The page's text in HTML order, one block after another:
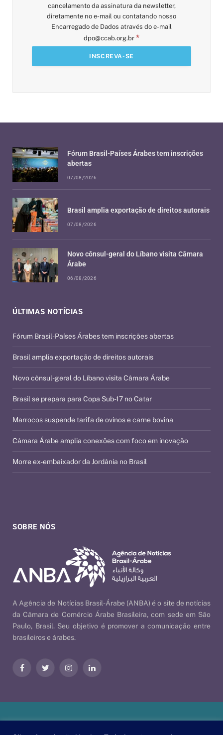
cancelamento da assinatura da newsletter,
diretamente no e-mail ou contatando nosso
Encarregado de Dados através do e-mail
dpo@ccab.org.br *
SOBRE NÓS
A Agência de Notícias Brasil-Árabe (ANBA) é o site de notícias
da Câmara de Comércio Árabe Brasileira, com sede em São
Paulo, Brasil. Seu objetivo é promover a comunicação entre
brasileiros e árabes.
FacebookTwitter InstagramLinkedIn
ÚLTIMAS NOTÍCIAS
Fórum Brasil-Países Árabes tem inscrições abertas
Brasil amplia exportação de direitos autorais
Novo cônsul-geral do Líbano visita Câmara Árabe
Brasil se prepara para Copa Sub-17 no Catar
Marrocos suspende tarifa de ovinos e carne bovina
Câmara Árabe amplia conexões com foco em inovação
Morre ex-embaixador da Jordânia no Brasil
Fórum Brasil-Países Árabes tem inscrições
abertas
07/08/2026
Brasil amplia exportação de direitos autorais
07/08/2026
Novo cônsul-geral do Líbano visita Câmara
Árabe
06/08/2026